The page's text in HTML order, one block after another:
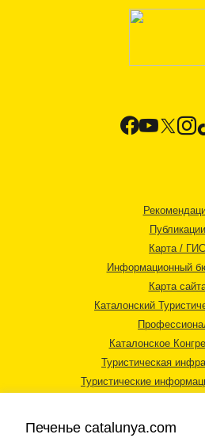
Публикации
Карта / ГИС
Информационный
Карта
Каталонский
Каталонское
Туристическая
Туристические
Печенье catalunya.com